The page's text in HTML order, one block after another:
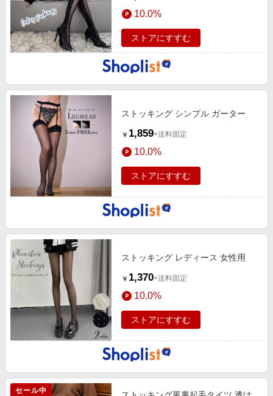
10.0%
ストアにすすむ
ストッキング シンプル ガーター
￥ 1,859+送料固定
10.0%
ストアにすすむ
ストッキング レディース 女性用
￥ 1,370+送料固定
10.0%
ストアにすすむ
セール中